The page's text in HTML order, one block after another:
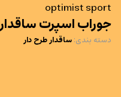
optimist sport
جوراب اسپرت
دسته بندی: ساقدار طرح دار